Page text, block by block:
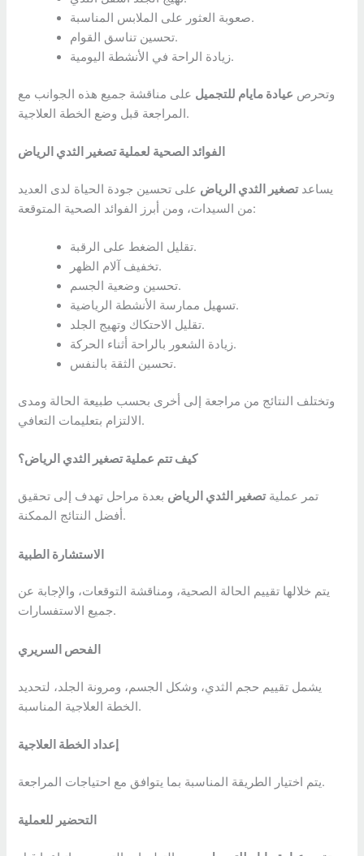
صعوبة العثور على الملابس المناسبة.
تحسين تناسق القوام.
زيادة الراحة في الأنشطة اليومية.
وتحرص عيادة مايام للتجميل على مناقشة جميع هذه الجوانب مع
المراجعة قبل وضع الخطة العلاجية.
الفوائد الصحية لعملية تصغير الثدي الرياض
يساعدتصغير الثدي الرياض على تحسين جودة الحياة لدى العديد
من السيدات، ومن أبرز الفوائد الصحية المتوقعة:
تقليل الضغط على الرقبة.
تخفيف آلام الظهر.
تحسين وضعية الجسم.
تسهيل ممارسة الأنشطة الرياضية.
تقليل الاحتكاك وتهيج الجلد.
زيادة الشعور بالراحة أثناء الحركة.
تحسين الثقة بالنفس.
وتختلف النتائج من مراجعة إلى أخرى بحسب طبيعة الحالة ومدى
الالتزام بتعليمات التعافي.
كيف تتم عملية تصغير الثدي الرياض؟
تمر عمليةتصغير الثدي الرياض بعدة مراحل تهدف إلى تحقيق
أفضل النتائج الممكنة.
الاستشارة الطبية
يتم خلالها تقييم الحالة الصحية، ومناقشة التوقعات، والإجابة عن
جميع الاستفسارات.
الفحص السريري
يشمل تقييم حجم الثدي، وشكل الجسم، ومرونة الجلد، لتحديد
الخطة العلاجية المناسبة.
إعداد الخطة العلاجية
يتم اختيار الطريقة المناسبة بما يتوافق مع احتياجات المراجعة.
التحضير للعملية